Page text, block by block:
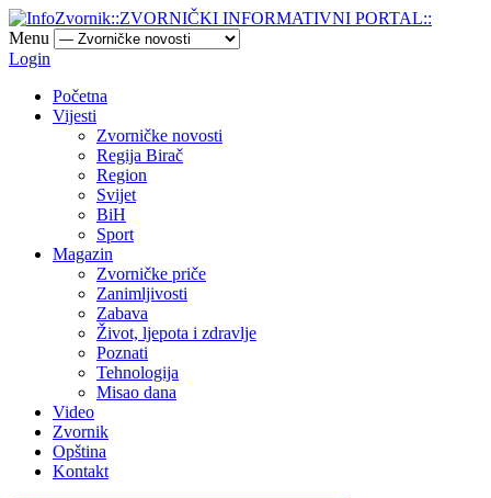
Menu
Login
Početna
Vijesti
Zvorničke novosti
Regija Birač
Region
Svijet
BiH
Sport
Magazin
Zvorničke priče
Zanimljivosti
Zabava
Život, ljepota i zdravlje
Poznati
Tehnologija
Misao dana
Video
Zvornik
Opština
Kontakt